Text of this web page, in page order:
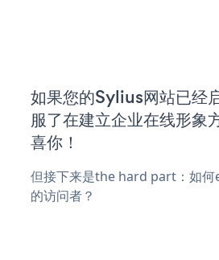
如果您的Sylius网站已经
服了在建立企业在线形象
喜你！
但接下来是the hard part：如
的访问者？